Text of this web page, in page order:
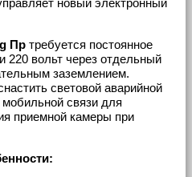
Пр требуется постоянное
220 вольт через отдельный
заземлением.
световой аварийной
связи для
приемной камеры при